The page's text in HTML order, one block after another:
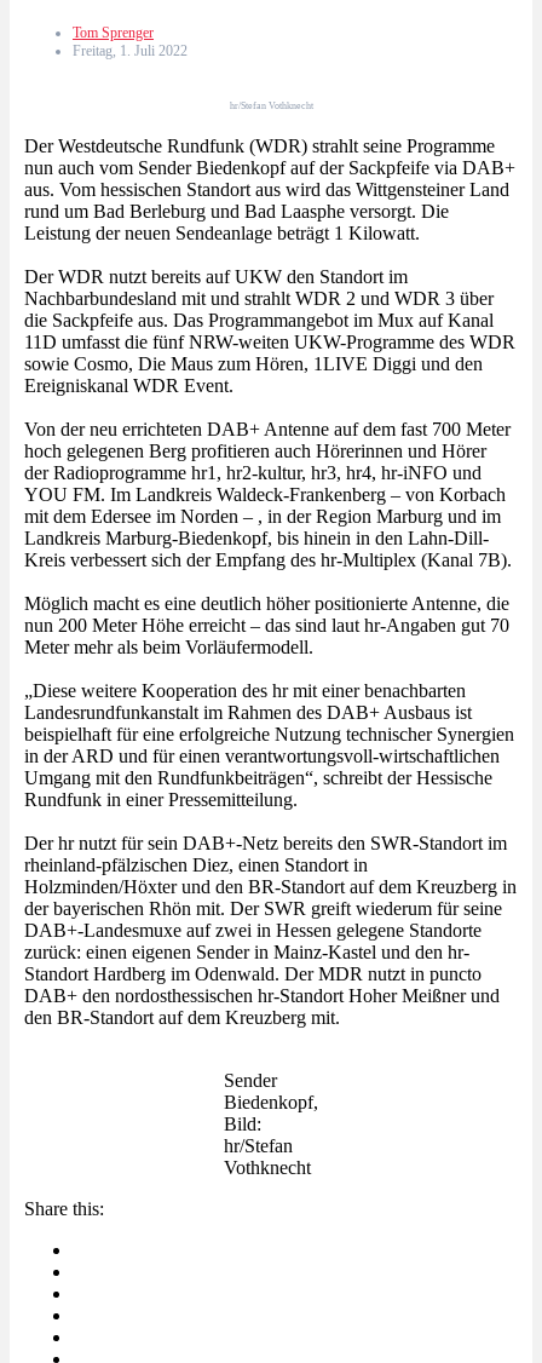
Tom Sprenger
Freitag, 1. Juli 2022
hr/Stefan Vothknecht
Der Westdeutsche Rundfunk (WDR) strahlt seine Programme
nun auch vom Sender Biedenkopf auf der Sackpfeife via DAB+
aus. Vom hessischen Standort aus wird das Wittgensteiner Land
rund um Bad Berleburg und Bad Laasphe versorgt. Die
Leistung der neuen Sendeanlage beträgt 1 Kilowatt.
Der WDR nutzt bereits auf UKW den Standort im
Nachbarbundesland mit und strahlt WDR 2 und WDR 3 über
die Sackpfeife aus. Das Programmangebot im Mux auf Kanal
11D umfasst die fünf NRW-weiten UKW-Programme des WDR
sowie Cosmo, Die Maus zum Hören, 1LIVE Diggi und den
Ereigniskanal WDR Event.
Von der neu errichteten DAB+ Antenne auf dem fast 700 Meter
hoch gelegenen Berg profitieren auch Hörerinnen und Hörer
der Radioprogramme hr1, hr2-kultur, hr3, hr4, hr-iNFO und
YOU FM. Im Landkreis Waldeck-Frankenberg – von Korbach
mit dem Edersee im Norden – , in der Region Marburg und im
Landkreis Marburg-Biedenkopf, bis hinein in den Lahn-Dill-
Kreis verbessert sich der Empfang des hr-Multiplex (Kanal 7B).
Möglich macht es eine deutlich höher positionierte Antenne, die
nun 200 Meter Höhe erreicht – das sind laut hr-Angaben gut 70
Meter mehr als beim Vorläufermodell.
„Diese weitere Kooperation des hr mit einer benachbarten
Landesrundfunkanstalt im Rahmen des DAB+ Ausbaus ist
beispielhaft für eine erfolgreiche Nutzung technischer Synergien
in der ARD und für einen verantwortungsvoll-wirtschaftlichen
Umgang mit den Rundfunkbeiträgen“, schreibt der Hessische
Rundfunk in einer Pressemitteilung.
Der hr nutzt für sein DAB+-Netz bereits den SWR-Standort im
rheinland-pfälzischen Diez, einen Standort in
Holzminden/Höxter und den BR-Standort auf dem Kreuzberg in
der bayerischen Rhön mit. Der SWR greift wiederum für seine
DAB+-Landesmuxe auf zwei in Hessen gelegene Standorte
zurück: einen eigenen Sender in Mainz-Kastel und den hr-
Standort Hardberg im Odenwald. Der MDR nutzt in puncto
DAB+ den nordosthessischen hr-Standort Hoher Meißner und
den BR-Standort auf dem Kreuzberg mit.
Sender
Biedenkopf,
Bild:
hr/Stefan
Vothknecht
Share this: